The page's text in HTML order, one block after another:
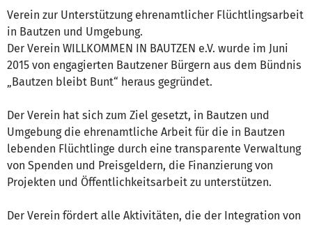
Verein zur Unterstützung ehrenamtlicher Flüchtlingsarbeit
in Bautzen und Umgebung.
Der Verein WILLKOMMEN IN BAUTZEN e.V. wurde im Juni
2015 von engagierten Bautzener Bürgern aus dem Bündnis
„Bautzen bleibt Bunt“ heraus gegründet.
Der Verein hat sich zum Ziel gesetzt, in Bautzen und
Umgebung die ehrenamtliche Arbeit für die in Bautzen
lebenden Flüchtlinge durch eine transparente Verwaltung
von Spenden und Preisgeldern, die Finanzierung von
Projekten und Öffentlichkeitsarbeit zu unterstützen.
Der Verein fördert alle Aktivitäten, die der Integration von